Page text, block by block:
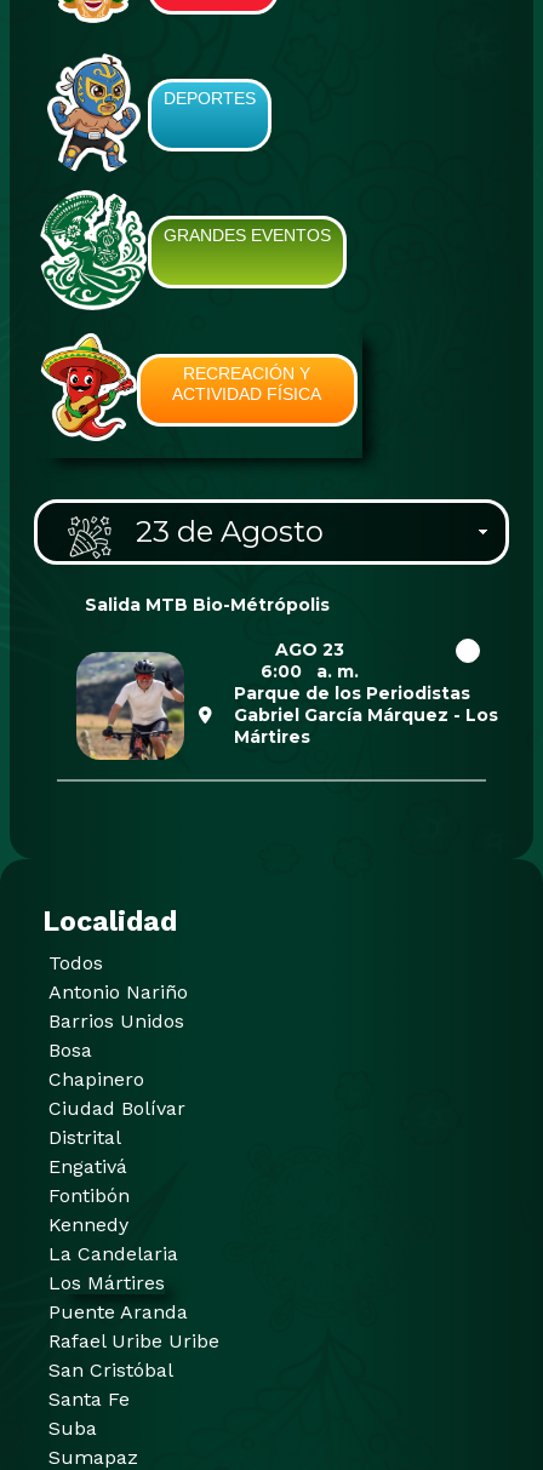
Localidad
Todos
Antonio Nariño
Barrios Unidos
Bosa
Chapinero
Ciudad Bolívar
Distrital
Engativá
Fontibón
Kennedy
La Candelaria
Los Mártires
Puente Aranda
Rafael Uribe Uribe
San Cristóbal
Santa Fe
Suba
Sumapaz
DEPORTES
GRANDES EVENTOS
RECREACIÓN Y
ACTIVIDAD FÍSICA
23 de Agosto
AGO 23
6:00 a. m.
Salida MTB Bio-Métrópolis
Parque de los Periodistas
Gabriel García Márquez - Los
Mártires